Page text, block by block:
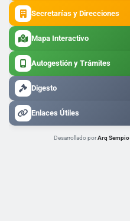
Secretarías y Direcciones
Mapa Interactivo
Autogestión y Trámites
Digesto
Enlaces Útiles
Desarrollado porArq Sempio